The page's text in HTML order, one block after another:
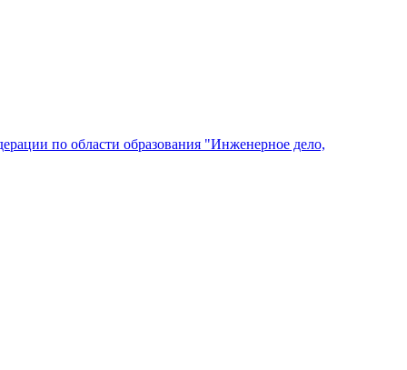
по области образования "Инженерное дело,